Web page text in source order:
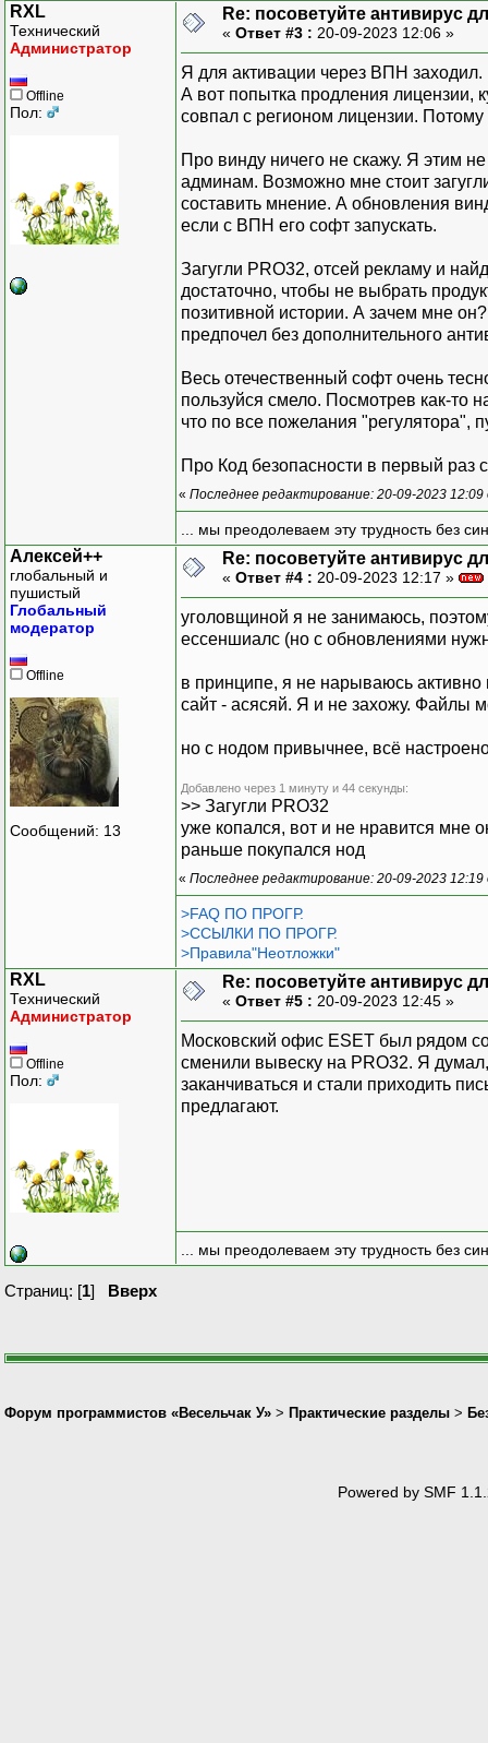
RXL
Технический
Администратор
Offline
Пол:
Re: посоветуйте антивирус
« Ответ #3 : 20-09-2023 12:06 »
Я для активации через ВПН заходил.
А вот попытка продления лицензии,
совпал с регионом лицензии.
Про винду ничего не скажу. Я этим
админам. Возможно мне стоит
составить мнение. А обновления
если с ВПН его софт запускать.
Загугли PRO32, отсей рекламу и
достаточно, чтобы не выбрать
позитивной истории. А зачем мне
предпочел без дополнительного
Весь отечественный софт очень
пользуйся смело. Посмотрев как-то
что по все пожелания "регулятора",
Про Код безопасности в первый раз
« Последнее редактирование: 20-09-2023
... мы преодолеваем эту трудность без
Алексей++
глобальный и
пушистый
Глобальный
модератор
Offline
Сообщений: 13
Re: посоветуйте антивирус
« Ответ #4 : 20-09-2023 12:17 »
уголовщиной я не занимаюсь,
ессеншиалс (но с обновлениями
в принципе, я не нарываюсь активно
сайт - асясяй. Я и не захожу. Файлы
но с нодом привычнее, всё
Добавлено через 1 минуту и 44 секунды:
>> Загугли PRO32
уже копался, вот и не нравится мне
раньше покупался нод
« Последнее редактирование: 20-09-2023
>FAQ ПО ПРОГР.
>ССЫЛКИ ПО ПРОГР.
>Правила"Неотложки"
RXL
Технический
Администратор
Offline
Пол:
Re: посоветуйте антивирус
« Ответ #5 : 20-09-2023 12:45 »
Московский офис ESET был рядом
сменили вывеску на PRO32. Я думал,
заканчиваться и стали приходить
предлагают.
... мы преодолеваем эту трудность без
Страниц: [1] Вверх
Форум программистов «Весельчак У» > Практические разделы >
Powered by SMF